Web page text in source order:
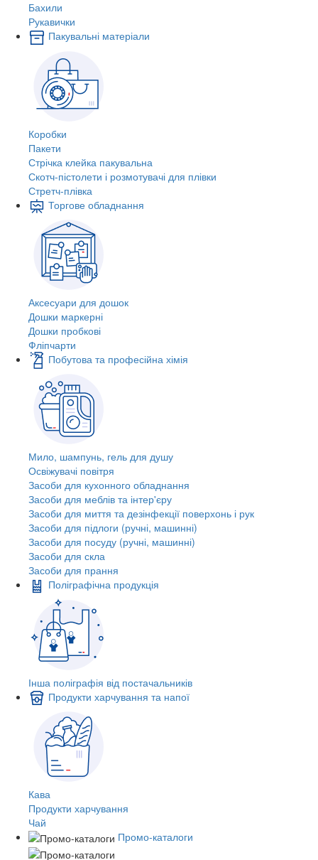
Бахили
Рукавички
Пакувальні матеріали
Коробки
Пакети
Стрічка клейка пакувальна
Скотч-пістолети і розмотувачі для плівки
Стретч-плівка
Торгове обладнання
Аксесуари для дошок
Дошки маркерні
Дошки пробкові
Фліпчарти
Побутова та професійна хімія
Мило, шампунь, гель для душу
Освіжувачі повітря
Засоби для кухонного обладнання
Засоби для меблів та інтер'єру
Засоби для миття та дезінфекції поверхонь і рук
Засоби для підлоги (ручні, машинні)
Засоби для посуду (ручні, машинні)
Засоби для скла
Засоби для прання
Поліграфічна продукція
Інша поліграфія від постачальників
Продукти харчування та напої
Кава
Продукти харчування
Чай
Промо-каталоги